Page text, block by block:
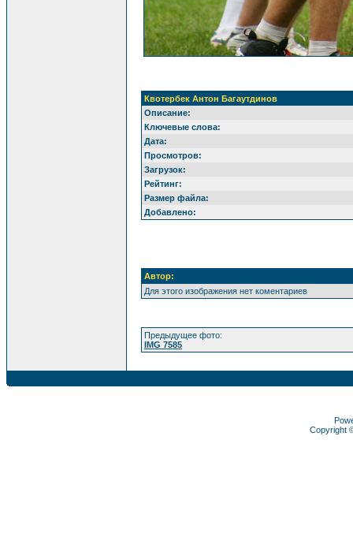
Квотербек Антон Багаутдинов
Описание:
Ключевые слова:
Дата:
Просмотров:
Загрузок:
Рейтинг:
Размер файла:
Добавлено:
Автор:
Для этого изображения нет коментариев
Предыдущее фото:
IMG 7585
Copyright